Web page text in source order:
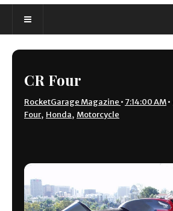
CR Four
RocketGarage Magazine • 7:14:00 AM•
Four, Honda, Motorcycle